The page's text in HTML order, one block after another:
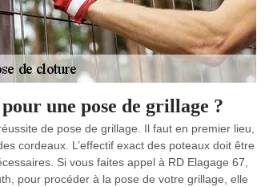
une pose de grillage ?
de pose de grillage. Il faut en premier lieu,
cordeaux. L’effectif exact des poteaux doit être
Si vous faites appel à RD Elagage 67,
pour procéder à la pose de votre grillage, elle